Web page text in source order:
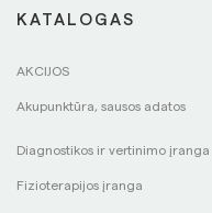
KATALOGAS
AKCIJOS
Akupunktūra, sausos adatos
Diagnostikos ir vertinimo įranga
Fizioterapijos įranga